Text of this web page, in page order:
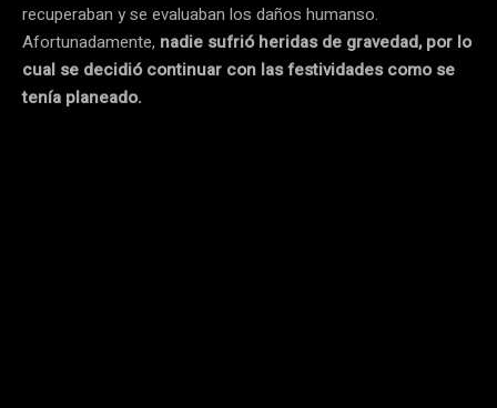
recuperaban y se evaluaban los daños humanso.
Afortunadamente, nadie sufrió heridas de gravedad, por lo
cual se decidió continuar con las festividades como se
tenía planeado.